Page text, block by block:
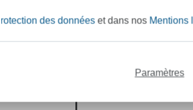
des donnéeset dans nos Mentions
Paramètres